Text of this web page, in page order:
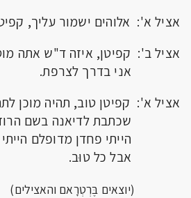
אציל א': אלוהים ישמור עליך,
אציל ב': קפיטן, איזה ד"ש אתה
אני בדרך לצרפת.
אציל א': קפיטן טוב, תהיה מוכן
שכתבת לדיאנה בשם
הייתי פחדן מדופלם
אבל כל טוּב.
(יוצאים בֶּרְטְרָאם והאצילים)